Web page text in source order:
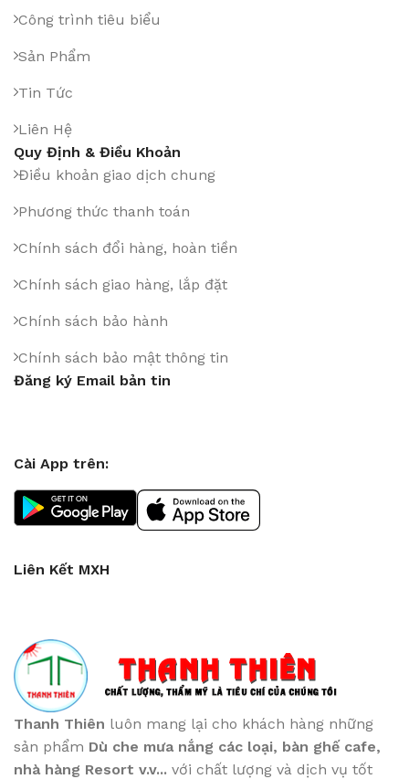
Công trình tiêu biểu
Sản Phẩm
Tin Tức
Liên Hệ
Quy Định & Điều Khoản
Điều khoản giao dịch chung
Phương thức thanh toán
Chính sách đổi hàng, hoàn tiền
Chính sách giao hàng, lắp đặt
Chính sách bảo hành
Chính sách bảo mật thông tin
Đăng ký Email bản tin
Cài App trên:
Liên Kết MXH
Thanh Thiên luôn mang lại cho khách hàng những
sản phẩm Dù che mưa nắng các loại, bàn ghế cafe,
nhà hàng Resort v.v... với chất lượng và dịch vụ tốt